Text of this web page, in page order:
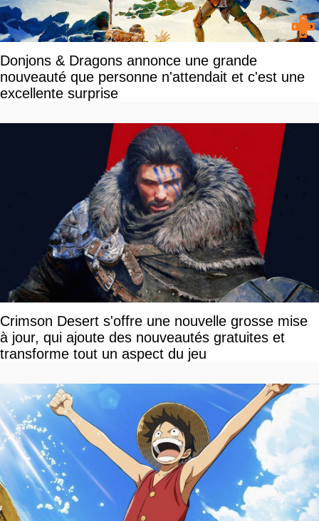
Donjons & Dragons annonce une grande
nouveauté que personne n'attendait et c'est une
excellente surprise
Crimson Desert s'offre une nouvelle grosse mise
à jour, qui ajoute des nouveautés gratuites et
transforme tout un aspect du jeu